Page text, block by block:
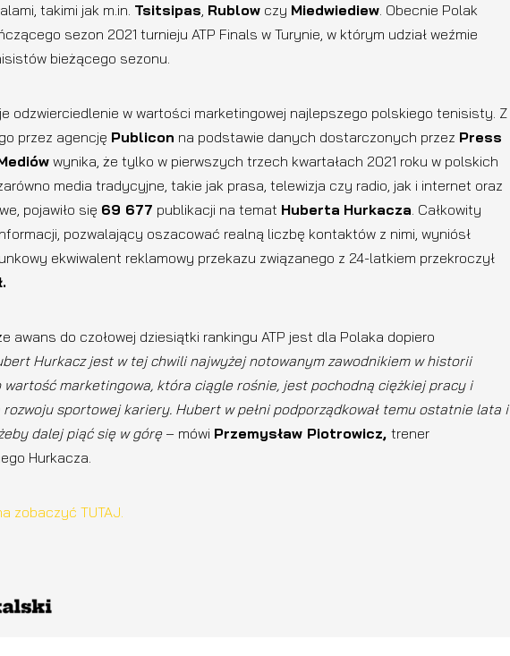
takimi jak m.in. Tsitsipas, Rublow czy Miedwiediew. Obecnie Polak
sezon 2021 turnieju ATP Finals w Turynie, w którym udział weźmie
bieżącego sezonu.
odzwierciedlenie w wartości marketingowej najlepszego polskiego tenisisty. Z
przez agencję Publicon na podstawie danych dostarczonych przez Press
wynika, że tylko w pierwszych trzech kwartałach 2021 roku w polskich
media tradycyjne, takie jak prasa, telewizja czy radio, jak i internet oraz
pojawiło się 69 677 publikacji na temat Huberta Hurkacza. Całkowity
pozwalający oszacować realną liczbę kontaktów z nimi, wyniósł
ekwiwalent reklamowy przekazu związanego z 24-latkiem przekroczył
awans do czołowej dziesiątki rankingu ATP jest dla Polaka dopiero
Hurkacz jest w tej chwili najwyżej notowanym zawodnikiem w historii
marketingowa, która ciągle rośnie, jest pochodną ciężkiej pracy i
sportowej kariery. Hubert w pełni podporządkował temu ostatnie lata i
dalej piąć się w górę – mówi Przemysław Piotrowicz,trener
Hurkacza.
zobaczyć TUTAJ.